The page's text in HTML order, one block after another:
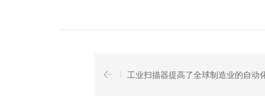
工业扫描器提高了全球制造业的自动